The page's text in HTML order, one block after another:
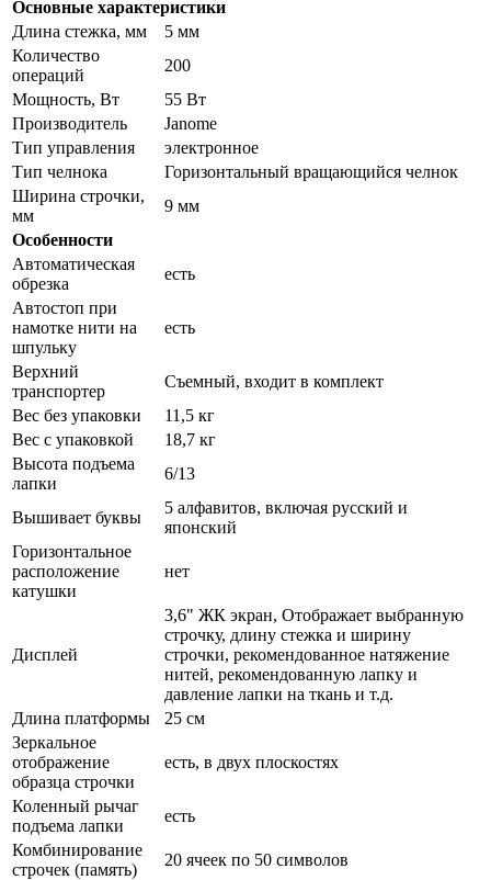
Основные характеристики
Длина стежка, мм
5 мм
Количество
операций
200
Мощность, Вт
55 Вт
Производитель
Janome
Тип управления
электронное
Тип челнока
Горизонтальный вращающийся челнок
Ширина строчки,
мм
9 мм
Особенности
Автоматическая
обрезка
есть
Автостоп при
намотке нити на
шпульку
есть
Верхний
транспортер
Съемный, входит в комплект
Вес без упаковки
11,5 кг
Вес с упаковкой
18,7 кг
Высота подъема
лапки
6/13
Вышивает буквы
5 алфавитов, включая русский и
японский
Горизонтальное
расположение
катушки
нет
Дисплей
3,6" ЖК экран, Отображает выбранную
строчку, длину стежка и ширину
строчки, рекомендованное натяжение
нитей, рекомендованную лапку и
давление лапки на ткань и т.д.
Длина платформы
25 см
Зеркальное
отображение
образца строчки
есть, в двух плоскостях
Коленный рычаг
подъема лапки
есть
Комбинирование
строчек (память)
20 ячеек по 50 символов